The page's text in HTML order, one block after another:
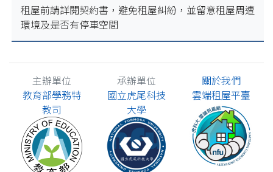
租屋前請詳閱契約書，避免租屋糾紛，並留意租屋周遭
環境及是否有停車空間
主辦單位
教育部學務特
教司
承辦單位
國立虎尾科技
大學
關於我們
雲端租屋平臺